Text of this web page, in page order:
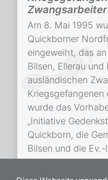
Zwangsarbeiter
Am 8. Mai 1995
Quickborner
eingeweiht, das
Bilsen, Ellerau
ausländischen
Kriegsgefangenen
wurde das
„Initiative
Quickborn, die
Bilsen und die
Quickborn
der Umsetzung […]